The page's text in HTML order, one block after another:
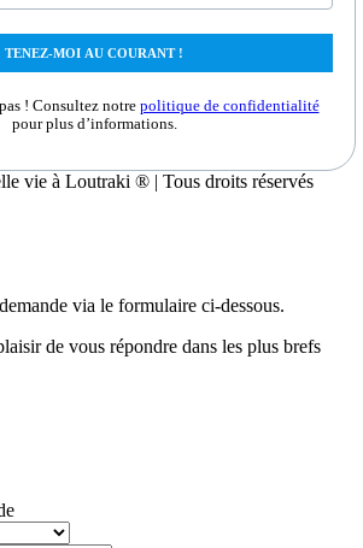
! Consultez notre politique de confidentialité
pour plus d’informations.
vie à Loutraki ® | Tous droits réservés
via le formulaire ci-dessous.
de vous répondre dans les plus brefs